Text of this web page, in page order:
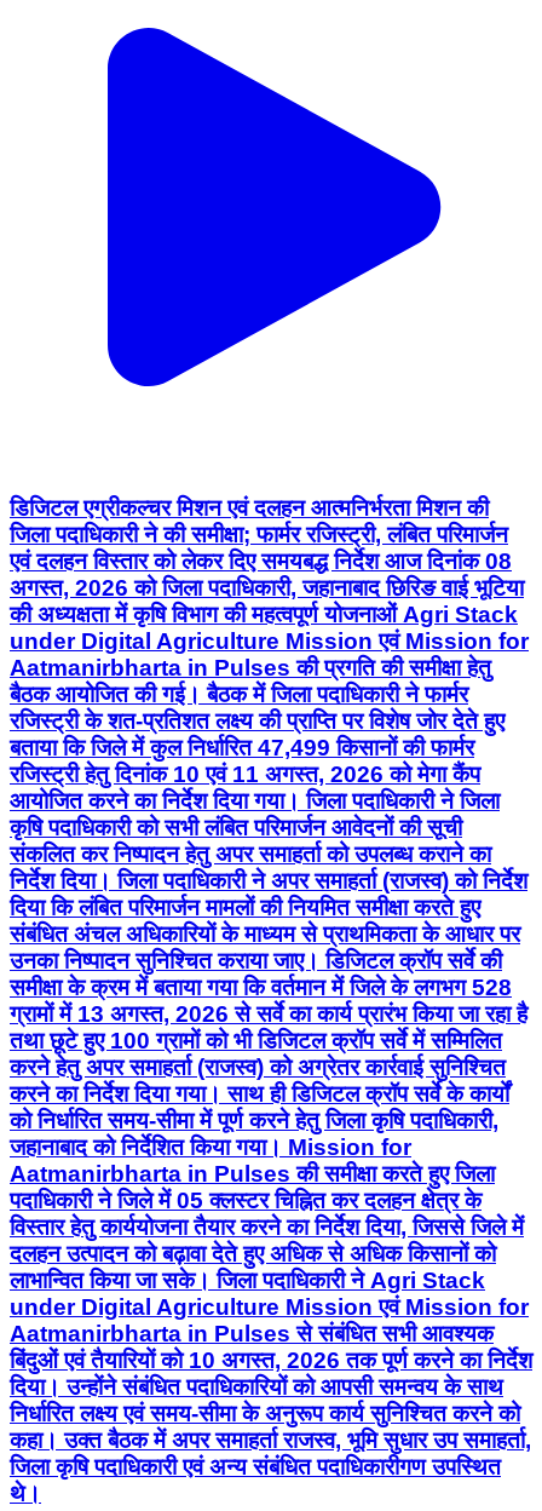
डिजिटल एग्रीकल्चर मिशन एवं दलहन आत्मनिर्भरता मिशन की
जिला पदाधिकारी ने की समीक्षा; फार्मर रजिस्ट्री, लंबित परिमार्जन
एवं दलहन विस्तार को लेकर दिए समयबद्ध निर्देश आज दिनांक 08
अगस्त, 2026 को जिला पदाधिकारी, जहानाबाद छिरिङ वाई भूटिया
की अध्यक्षता में कृषि विभाग की महत्वपूर्ण योजनाओं Agri Stack
under Digital Agriculture Mission एवं Mission for
Aatmanirbharta in Pulses की प्रगति की समीक्षा हेतु
बैठक आयोजित की गई। बैठक में जिला पदाधिकारी ने फार्मर
रजिस्ट्री के शत-प्रतिशत लक्ष्य की प्राप्ति पर विशेष जोर देते हुए
बताया कि जिले में कुल निर्धारित 47,499 किसानों की फार्मर
रजिस्ट्री हेतु दिनांक 10 एवं 11 अगस्त, 2026 को मेगा कैंप
आयोजित करने का निर्देश दिया गया। जिला पदाधिकारी ने जिला
कृषि पदाधिकारी को सभी लंबित परिमार्जन आवेदनों की सूची
संकलित कर निष्पादन हेतु अपर समाहर्ता को उपलब्ध कराने का
निर्देश दिया। जिला पदाधिकारी ने अपर समाहर्ता (राजस्व) को निर्देश
दिया कि लंबित परिमार्जन मामलों की नियमित समीक्षा करते हुए
संबंधित अंचल अधिकारियों के माध्यम से प्राथमिकता के आधार पर
उनका निष्पादन सुनिश्चित कराया जाए। डिजिटल क्रॉप सर्वे की
समीक्षा के क्रम में बताया गया कि वर्तमान में जिले के लगभग 528
ग्रामों में 13 अगस्त, 2026 से सर्वे का कार्य प्रारंभ किया जा रहा है
तथा छूटे हुए 100 ग्रामों को भी डिजिटल क्रॉप सर्वे में सम्मिलित
करने हेतु अपर समाहर्ता (राजस्व) को अग्रेतर कार्रवाई सुनिश्चित
करने का निर्देश दिया गया। साथ ही डिजिटल क्रॉप सर्वे के कार्यों
को निर्धारित समय-सीमा में पूर्ण करने हेतु जिला कृषि पदाधिकारी,
जहानाबाद को निर्देशित किया गया। Mission for
Aatmanirbharta in Pulses की समीक्षा करते हुए जिला
पदाधिकारी ने जिले में 05 क्लस्टर चिह्नित कर दलहन क्षेत्र के
विस्तार हेतु कार्ययोजना तैयार करने का निर्देश दिया, जिससे जिले में
दलहन उत्पादन को बढ़ावा देते हुए अधिक से अधिक किसानों को
लाभान्वित किया जा सके। जिला पदाधिकारी ने Agri Stack
under Digital Agriculture Mission एवं Mission for
Aatmanirbharta in Pulses से संबंधित सभी आवश्यक
बिंदुओं एवं तैयारियों को 10 अगस्त, 2026 तक पूर्ण करने का निर्देश
दिया। उन्होंने संबंधित पदाधिकारियों को आपसी समन्वय के साथ
निर्धारित लक्ष्य एवं समय-सीमा के अनुरूप कार्य सुनिश्चित करने को
कहा। उक्त बैठक में अपर समाहर्ता राजस्व, भूमि सुधार उप समाहर्ता,
जिला कृषि पदाधिकारी एवं अन्य संबंधित पदाधिकारीगण उपस्थित
थे।